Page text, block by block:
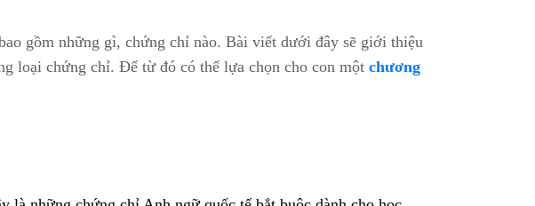
gồm những gì, chứng chỉ nào. Bài viết dưới đây sẽ giới thiệu
loại chứng chỉ. Để từ đó có thể lựa chọn cho con một chương